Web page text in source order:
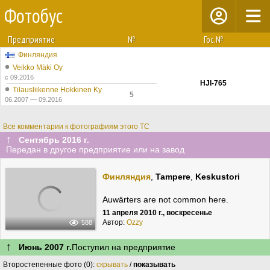
Фотобус
Предприятие № Гос.№
Финляндия
Veikko Mäki Oy
с 09.2016
HJI-765
Tilausliikenne Hokkinen Ky
06.2007 — 09.2016
5
Все комментарии к фотографиям этого ТС
↑
Сентябрь 2016 г.
Передан в другое предприятие или на завод
588
Финляндия, Tampere, Keskustori
Auwärters are not common here.
11 апреля 2010 г., воскресенье
Автор: Ozzy
↑ Июнь 2007 г.Поступил на предприятие
Второстепенные фото (0): скрывать /показывать